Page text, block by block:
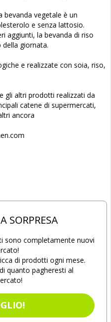
bevanda vegetale è un
e senza lattosio.
aggiunti, la bevanda di riso
giornata.
e realizzate con soia, riso,
gli altri prodotti realizzati da
catene di supermercati,
ancora
SORPRESA
sono completamente nuovi
di prodotti ogni mese.
quanto pagheresti al